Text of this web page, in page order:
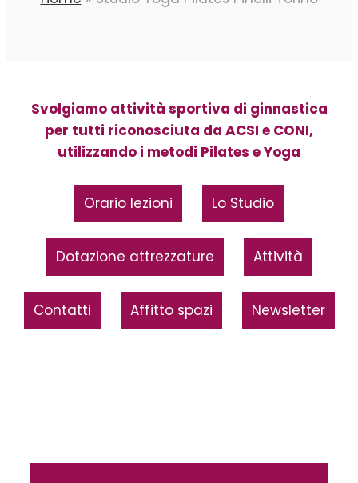
Svolgiamo attività sportiva di ginnastica
per tutti riconosciuta da ACSI e CONI,
utilizzando i metodi Pilates e Yoga
Orario lezioni Lo Studio
Dotazione attrezzature Attività
Contatti Affitto spazi Newsletter